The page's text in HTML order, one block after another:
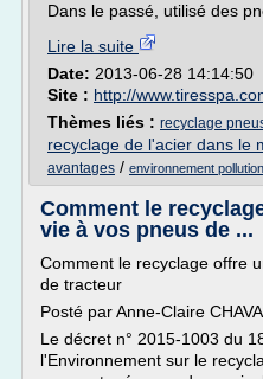
Dans le passé, utilisé des
Lire la suite
Date: 2013-06-28 14:14:50
Site : http://
Thèmes liés : recyclage
recyclage de l'acier dans le
avantages / environnement
Comment le
vie à vos pneus de ...
Comment le recyclage offre
de tracteur
Posté par Anne-Claire
Le décret n° 2015-1003 du
l'Environnement sur le